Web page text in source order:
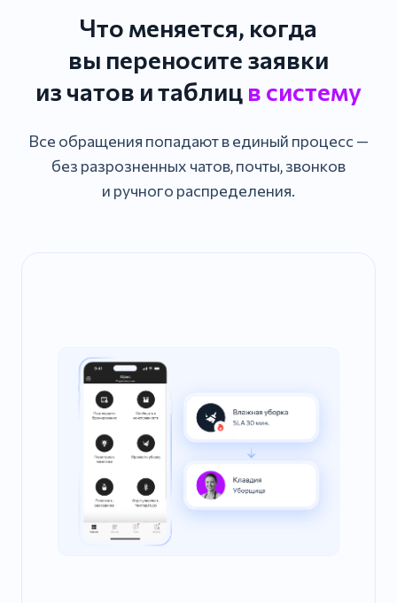
Что меняется, когда
вы переносите заявки
из чатов и таблиц в систему
Все обращения попадают в единый процесс —
без разрозненных чатов, почты, звонков
и ручного распределения.